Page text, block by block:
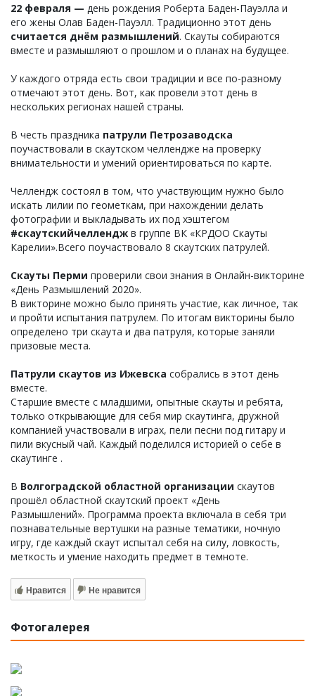
22 февраля — день рождения Роберта Баден-Пауэлла и
его жены Олав Баден-Пауэлл. Традиционно этот день
считается днём размышлений. Скауты собираются
вместе и размышляют о прошлом и о планах на будущее.
У каждого отряда есть свои традиции и все по-разному
отмечают этот день. Вот, как провели этот день в
нескольких регионах нашей страны.
В честь праздника патрули Петрозаводска
поучаствовали в скаутском челлендже на проверку
внимательности и умений ориентироваться по карте.
Челлендж состоял в том, что участвующим нужно было
искать лилии по геометкам, при нахождении делать
фотографии и выкладывать их под хэштегом
#скаутскийчеллендж в группе ВК «КРДОО Скауты
Карелии».Всего поучаствовало 8 скаутских патрулей.
Скауты Перми проверили свои знания в Онлайн-викторине
«День Размышлений 2020».
В викторине можно было принять участие, как личное, так
и пройти испытания патрулем. По итогам викторины было
определено три скаута и два патруля, которые заняли
призовые места.
Патрули скаутов из Ижевска собрались в этот день
вместе.
Старшие вместе с младшими, опытные скауты и ребята,
только открывающие для себя мир скаутинга, дружной
компанией участвовали в играх, пели песни под гитару и
пили вкусный чай. Каждый поделился историей о себе в
скаутинге .
В Волгоградской областной организации скаутов
прошёл областной скаутский проект «День
Размышлений». Программа проекта включала в себя три
познавательные вертушки на разные тематики, ночную
игру, где каждый скаут испытал себя на силу, ловкость,
меткость и умение находить предмет в темноте.
Нравится Не нравится
Фотогалерея